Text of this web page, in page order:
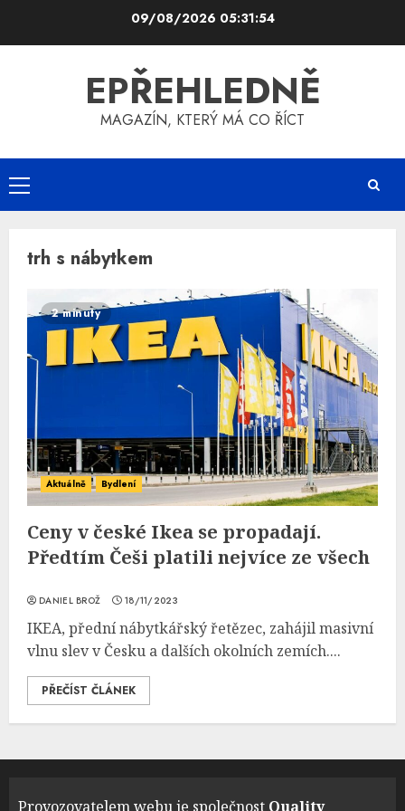
09/08/2026 05:31:54
EPŘEHLEDNĚ
MAGAZÍN, KTERÝ MÁ CO ŘÍCT
Primary
Menu
trh s nábytkem
2 minuty
Aktuálně Bydlení
Ceny v české Ikea se propadají.
Předtím Češi platili nejvíce ze všech
DANIEL BROŽ 18/11/2023
IKEA, přední nábytkářský řetězec, zahájil masivní
vlnu slev v Česku a dalších okolních zemích....
PŘEČÍST ČLÁNEK
Provozovatelem webu je společnost Quality